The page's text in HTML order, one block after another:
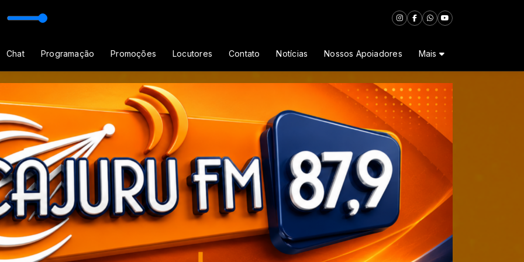
e RaizProgramação Musical Sertanejo Universitário e Raiz
Chat Programação Promoções Locutores Contato Notícias Nossos Apoiadores Mais